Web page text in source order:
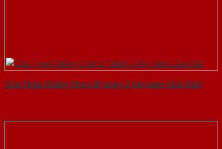
Cửa Thép Chống Cháy 2P dung 2 tay nam Cửa-SGD